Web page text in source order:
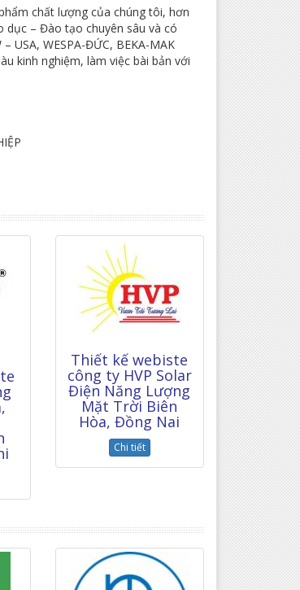
chất lượng của chúng tôi, hơn
dục – Đào tạo chuyên sâu và có
USA, WESPA-ĐỨC, BEKA-MAK
kinh nghiệm, làm việc bài bản với
Thiết kế webiste
công ty HVP Solar
Điện Năng Lượng
Mặt Trời Biên
Hòa, Đồng Nai
Chi tiết